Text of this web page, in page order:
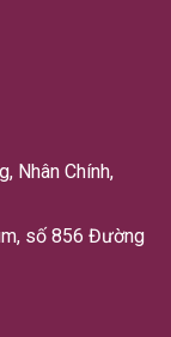
Nhân Chính,
số 856 Đường